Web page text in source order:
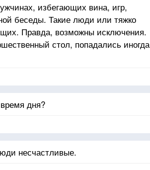
избегающих вина, игр,
беседы. Такие люди или тяжко
Правда, возможны исключения.
стол, попадались иногда
дня?
несчастливые.